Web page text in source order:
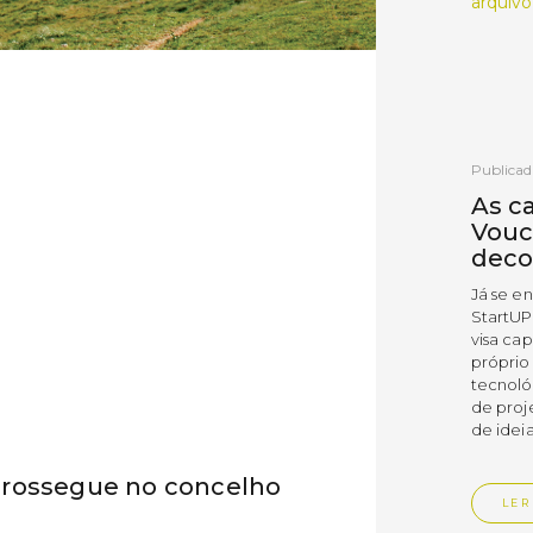
no concelho
As
Já se
visa
próprio
de
de